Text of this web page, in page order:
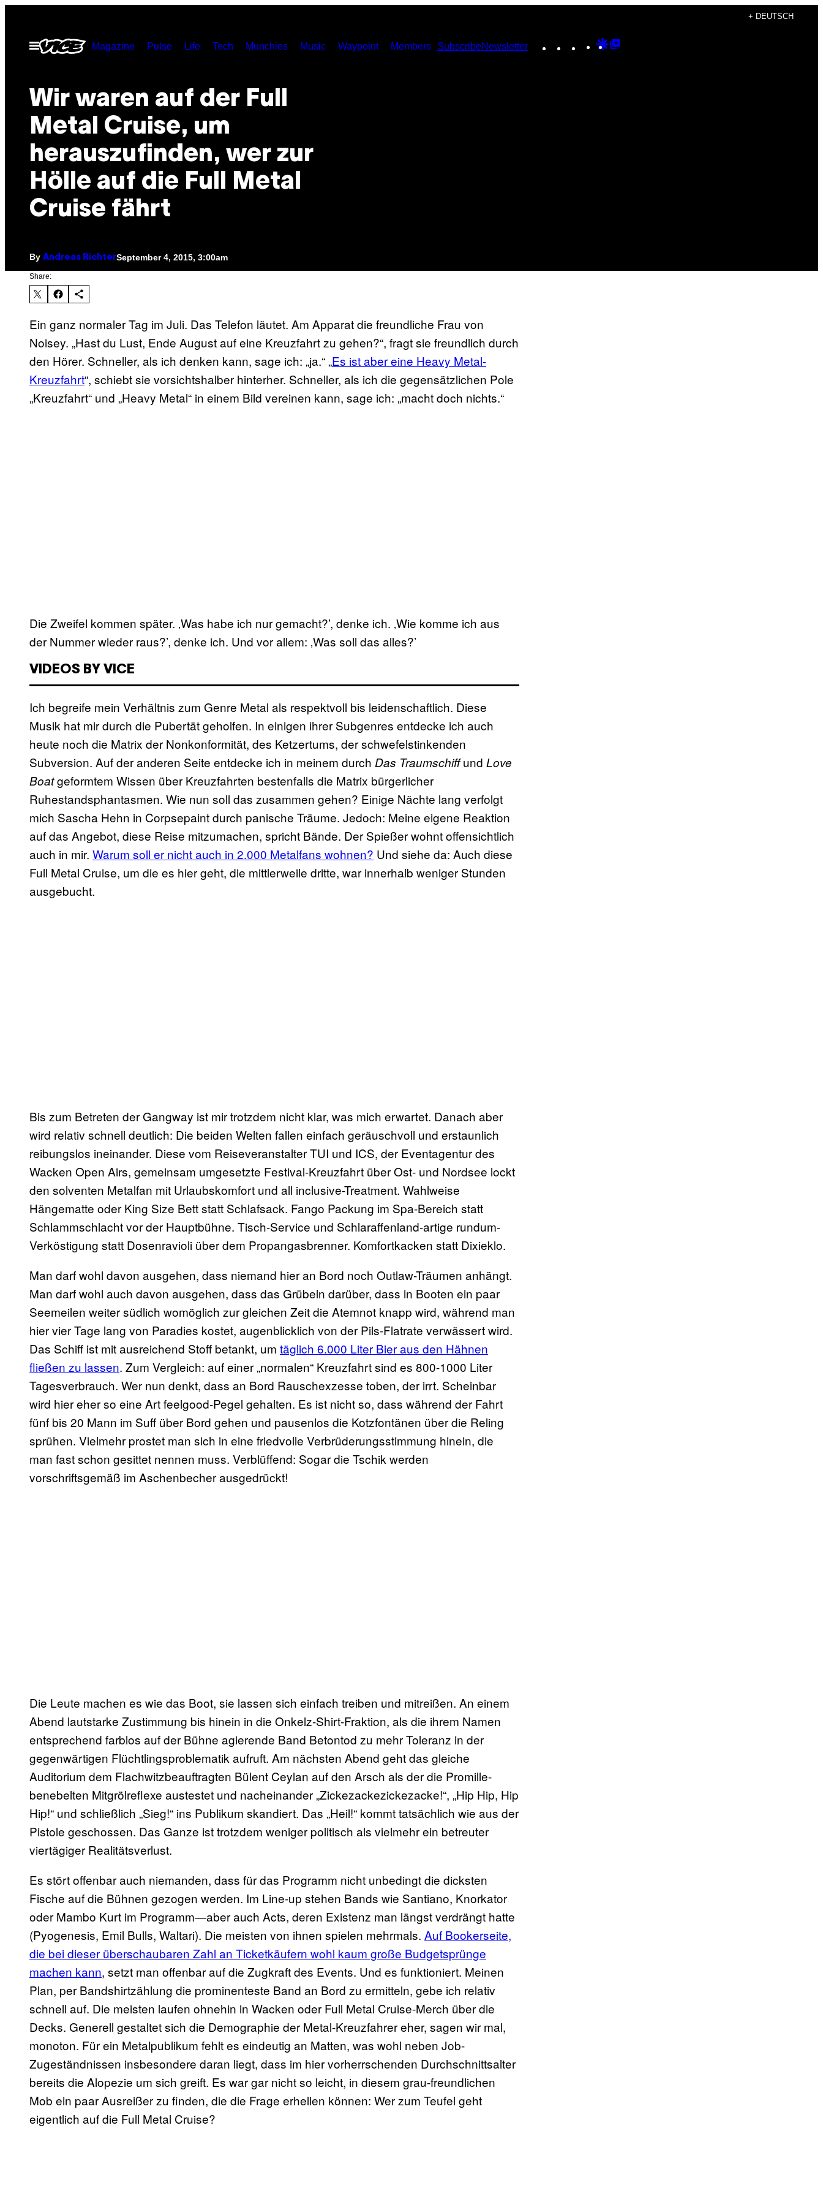
content
+ DEUTSCH
Open
Menu
Magazine Pulse Life Tech Munchies Music Waypoint Members SubscribeNewsletter Instagram
TikTokYouTube
Google
Wir waren auf der Full
Metal Cruise, um
herauszufinden, wer zur
Hölle auf die Full Metal
Cruise fährt
By Andreas RichterSeptember 4, 2015, 3:00am
Share:
Ein ganz normaler Tag im Juli. Das Telefon läutet. Am Apparat die freundliche Frau von
Noisey. „Hast du Lust, Ende August auf eine Kreuzfahrt zu gehen?“, fragt sie freundlich durch
den Hörer. Schneller, als ich denken kann, sage ich: „ja.“ „Es ist aber eine Heavy Metal-
Kreuzfahrt“, schiebt sie vorsichtshalber hinterher. Schneller, als ich die gegensätzlichen Pole
„Kreuzfahrt“ und „Heavy Metal“ in einem Bild vereinen kann, sage ich: „macht doch nichts.“
Die Zweifel kommen später. ‚Was habe ich nur gemacht?’, denke ich. ‚Wie komme ich aus
der Nummer wieder raus?’, denke ich. Und vor allem: ‚Was soll das alles?’
VIDEOS BY VICE
Ich begreife mein Verhältnis zum Genre Metal als respektvoll bis leidenschaftlich. Diese
Musik hat mir durch die Pubertät geholfen. In einigen ihrer Subgenres entdecke ich auch
heute noch die Matrix der Nonkonformität, des Ketzertums, der schwefelstinkenden
Subversion. Auf der anderen Seite entdecke ich in meinem durch Das Traumschiffund Love
Boatgeformtem Wissen über Kreuzfahrten bestenfalls die Matrix bürgerlicher
Ruhestandsphantasmen. Wie nun soll das zusammen gehen? Einige Nächte lang verfolgt
mich Sascha Hehn in Corpsepaint durch panische Träume. Jedoch: Meine eigene Reaktion
auf das Angebot, diese Reise mitzumachen, spricht Bände. Der Spießer wohnt offensichtlich
auch in mir. Warum soll er nicht auch in 2.000 Metalfans wohnen? Und siehe da: Auch diese
Full Metal Cruise, um die es hier geht, die mittlerweile dritte, war innerhalb weniger Stunden
ausgebucht.
Bis zum Betreten der Gangway ist mir trotzdem nicht klar, was mich erwartet. Danach aber
wird relativ schnell deutlich: Die beiden Welten fallen einfach geräuschvoll und erstaunlich
reibungslos ineinander. Diese vom Reiseveranstalter TUI und ICS, der Eventagentur des
Wacken Open Airs, gemeinsam umgesetzte Festival-Kreuzfahrt über Ost- und Nordsee lockt
den solventen Metalfan mit Urlaubskomfort und all inclusive-Treatment. Wahlweise
Hängematte oder King Size Bett statt Schlafsack. Fango Packung im Spa-Bereich statt
Schlammschlacht vor der Hauptbühne. Tisch-Service und Schlaraffenland-artige rundum-
Verköstigung statt Dosenravioli über dem Propangasbrenner. Komfortkacken statt Dixieklo.
Man darf wohl davon ausgehen, dass niemand hier an Bord noch Outlaw-Träumen anhängt.
Man darf wohl auch davon ausgehen, dass das Grübeln darüber, dass in Booten ein paar
Seemeilen weiter südlich womöglich zur gleichen Zeit die Atemnot knapp wird, während man
hier vier Tage lang von Paradies kostet, augenblicklich von der Pils-Flatrate verwässert wird.
Das Schiff ist mit ausreichend Stoff betankt, um täglich 6.000 Liter Bier aus den Hähnen
fließen zu lassen. Zum Vergleich: auf einer „normalen“ Kreuzfahrt sind es 800-1000 Liter
Tagesverbrauch. Wer nun denkt, dass an Bord Rauschexzesse toben, der irrt. Scheinbar
wird hier eher so eine Art feelgood-Pegel gehalten. Es ist nicht so, dass während der Fahrt
fünf bis 20 Mann im Suff über Bord gehen und pausenlos die Kotzfontänen über die Reling
sprühen. Vielmehr prostet man sich in eine friedvolle Verbrüderungsstimmung hinein, die
man fast schon gesittet nennen muss. Verblüffend: Sogar die Tschik werden
vorschriftsgemäß im Aschenbecher ausgedrückt!
Die Leute machen es wie das Boot, sie lassen sich einfach treiben und mitreißen. An einem
Abend lautstarke Zustimmung bis hinein in die Onkelz-Shirt-Fraktion, als die ihrem Namen
entsprechend farblos auf der Bühne agierende Band Betontod zu mehr Toleranz in der
gegenwärtigen Flüchtlingsproblematik aufruft. Am nächsten Abend geht das gleiche
Auditorium dem Flachwitzbeauftragten Bülent Ceylan auf den Arsch als der die Promille-
benebelten Mitgrölreflexe austestet und nacheinander „Zickezackezickezacke!“, „Hip Hip, Hip
Hip!“ und schließlich „Sieg!“ ins Publikum skandiert. Das „Heil!“ kommt tatsächlich wie aus der
Pistole geschossen. Das Ganze ist trotzdem weniger politisch als vielmehr ein betreuter
viertägiger Realitätsverlust.
Es stört offenbar auch niemanden, dass für das Programm nicht unbedingt die dicksten
Fische auf die Bühnen gezogen werden. Im Line-up stehen Bands wie Santiano, Knorkator
oder Mambo Kurt im Programm—aber auch Acts, deren Existenz man längst verdrängt hatte
(Pyogenesis, Emil Bulls, Waltari). Die meisten von ihnen spielen mehrmals. Auf Bookerseite,
die bei dieser überschaubaren Zahl an Ticketkäufern wohl kaum große Budgetsprünge
machen kann, setzt man offenbar auf die Zugkraft des Events. Und es funktioniert. Meinen
Plan, per Bandshirtzählung die prominenteste Band an Bord zu ermitteln, gebe ich relativ
schnell auf. Die meisten laufen ohnehin in Wacken oder Full Metal Cruise-Merch über die
Decks. Generell gestaltet sich die Demographie der Metal-Kreuzfahrer eher, sagen wir mal,
monoton. Für ein Metalpublikum fehlt es eindeutig an Matten, was wohl neben Job-
Zugeständnissen insbesondere daran liegt, dass im hier vorherrschenden Durchschnittsalter
bereits die Alopezie um sich greift. Es war gar nicht so leicht, in diesem grau-freundlichen
Mob ein paar Ausreißer zu finden, die die Frage erhellen können: Wer zum Teufel geht
eigentlich auf die Full Metal Cruise?